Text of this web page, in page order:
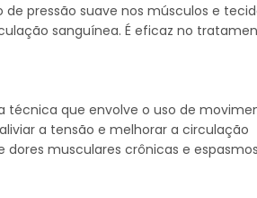
pressão suave nos músculos e
sanguínea. É eficaz no
técnica que envolve o uso de
a tensão e melhorar a circulação
musculares crônicas e